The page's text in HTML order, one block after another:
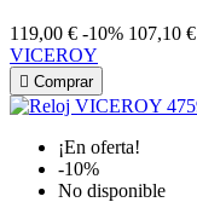
119,00 € -10% 107,10 €
VICEROY
 Comprar
¡En oferta!
-10%
No disponible